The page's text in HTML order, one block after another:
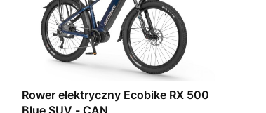
Rower elektryczny Ecobike RX 500
Blue SUV - CAN